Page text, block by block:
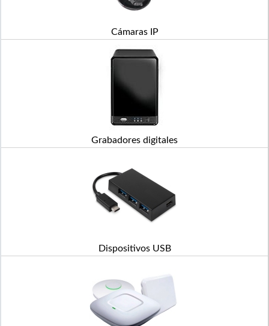
Cámaras IP
Grabadores digitales
Dispositivos USB